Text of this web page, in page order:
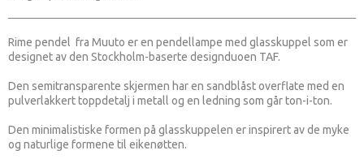
Rime pendel fra Muuto er en pendellampe med glasskuppel som er
designet av den Stockholm-baserte designduoen TAF.
Den semitransparente skjermen har en sandblåst overflate med en
pulverlakkert toppdetalj i metall og en ledning som går ton-i-ton.
Den minimalistiske formen på glasskuppelen er inspirert av de myke
og naturlige formene til eikenøtten.